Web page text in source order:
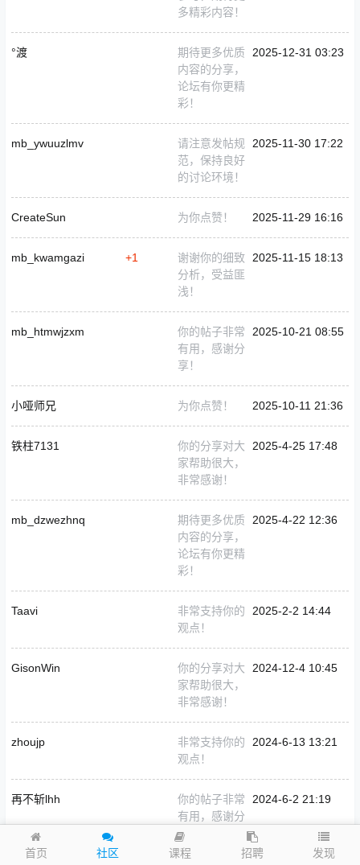
首页 社区 课程 招聘 发现
多精彩内容！
°渡
期待更多优质
内容的分享，
论坛有你更精
彩！
2025-12-31 03:23
mb_ywuuzlmv
请注意发帖规
范，保持良好
的讨论环境！
2025-11-30 17:22
CreateSun 为你点赞！ 2025-11-29 16:16
mb_kwamgazi +1
谢谢你的细致
分析，受益匪
浅！
2025-11-15 18:13
mb_htmwjzxm
你的帖子非常
有用，感谢分
享！
2025-10-21 08:55
小哑师兄 为你点赞！ 2025-10-11 21:36
铁柱7131
你的分享对大
家帮助很大，
非常感谢！
2025-4-25 17:48
mb_dzwezhnq
期待更多优质
内容的分享，
论坛有你更精
彩！
2025-4-22 12:36
Taavi
非常支持你的
观点！
2025-2-2 14:44
GisonWin
你的分享对大
家帮助很大，
非常感谢！
2024-12-4 10:45
zhoujp
非常支持你的
观点！
2024-6-13 13:21
再不斩lhh
你的帖子非常
有用，感谢分
享！
2024-6-2 21:19